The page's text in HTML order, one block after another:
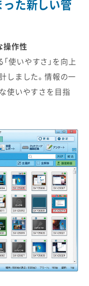
った新しい管
操作性
使いやすさ」を向上
しました。情報の一
使いやすさを目指